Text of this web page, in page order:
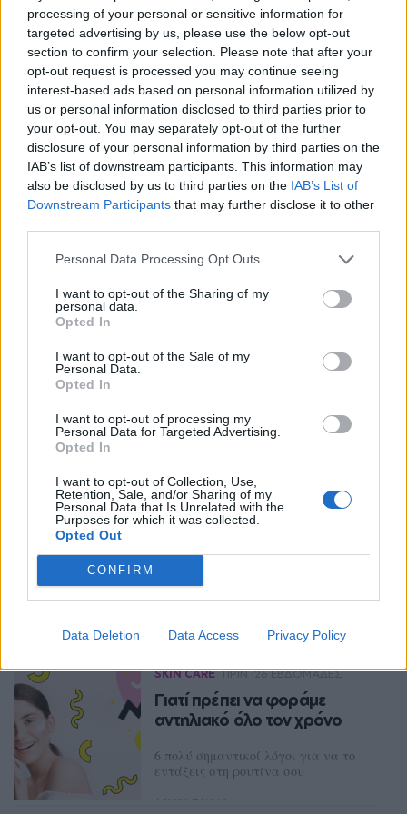
processing of your personal or sensitive information for
targeted advertising by us, please use the below opt-out
section to confirm your selection. Please note that after your
opt-out request is processed you may continue seeing
interest-based ads based on personal information utilized by
us or personal information disclosed to third parties prior to
your opt-out. You may separately opt-out of the further
disclosure of your personal information by third parties on the
IAB’s list of downstream participants. This information may
also be disclosed by us to third parties on the IAB’s List of
Downstream Participants that may further disclose it to other
Personal Data Processing Opt Outs
I want to opt-out of the Sharing of my
personal data.
Opted In
I want to opt-out of the Sale of my
Personal Data.
Opted In
I want to opt-out of processing my
Personal Data for Targeted Advertising.
Opted In
I want to opt-out of Collection, Use,
Retention, Sale, and/or Sharing of my
Personal Data that Is Unrelated with the
Purposes for which it was collected.
Opted Out
CONFIRM
Data Deletion Data Access Privacy Policy
υπάρχουν προϊόντα σε μορφή spray.
ΔΙΑΦΗΜΙΣΗ
Ακολουθήστε το Pink.gr στοGoogle News
μάθετε πρώτοιτα πιο hot νέα.
Ακολουθήστε το Pink.gr και στο
Διαβάστε Ακόμη
SKIN CARE ΠΡΙΝ 126 ΕΒΔΟΜΆΔΕΣ
Γιατί πρέπει να φοράμε
αντηλιακό όλο τον χρόνο
6 πολύ σημαντικοί λόγοι για να το
εντάξεις στη ρουτίνα σου